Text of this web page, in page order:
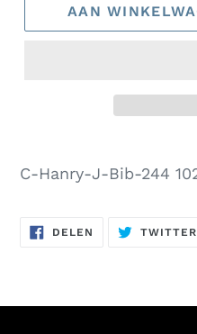
AAN
toegevoegen
winkelwagen
C-Hanry-J-Bib-244
DELEN DELEN
TWITTER